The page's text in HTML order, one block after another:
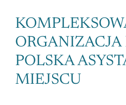
ORGANIZACJA
POLSKA
MIEJSCU